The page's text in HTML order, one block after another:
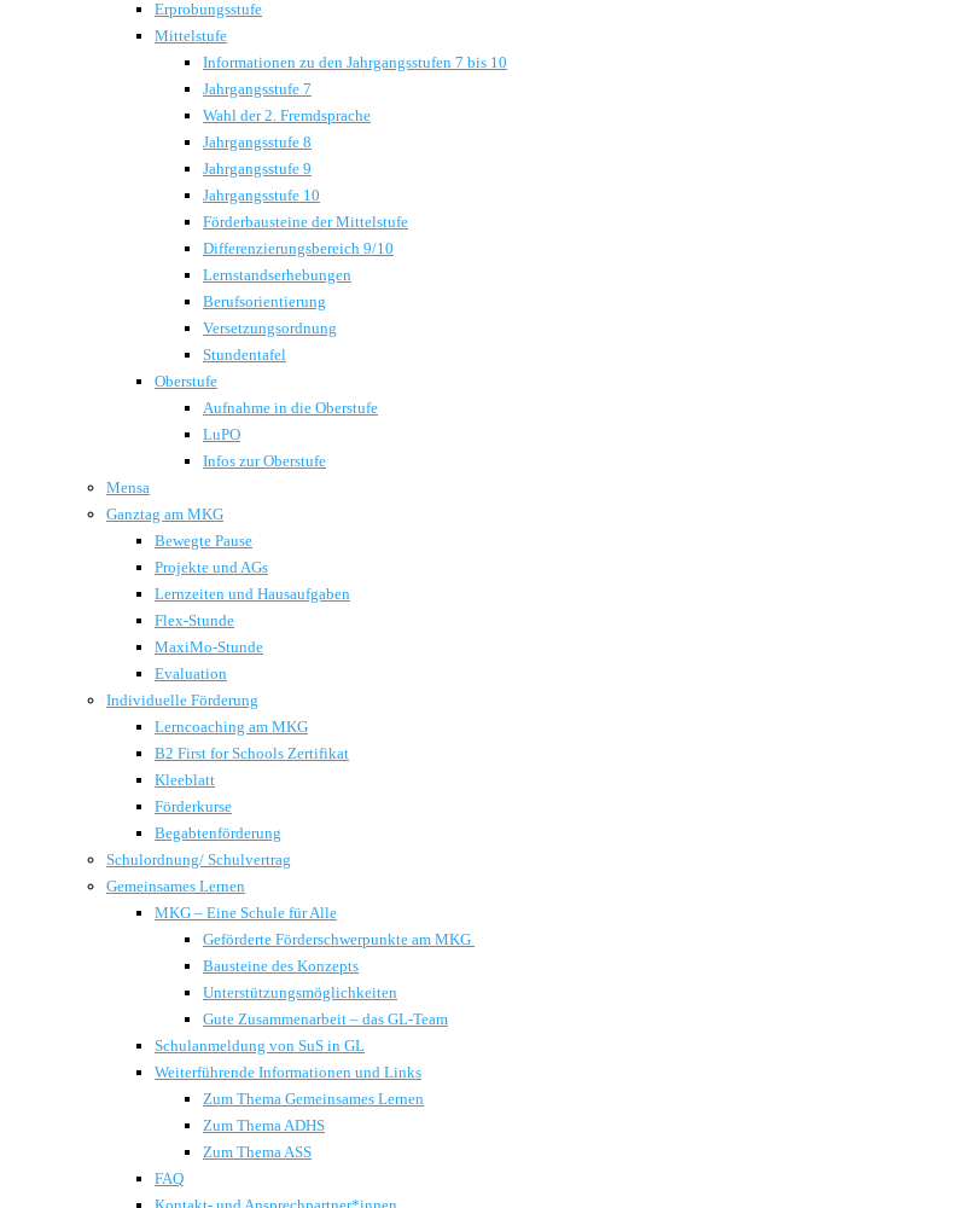
Erprobungsstufe
Mittelstufe
Informationen zu den Jahrgangsstufen 7 bis 10
Jahrgangsstufe 7
Wahl der 2. Fremdsprache
Jahrgangsstufe 8
Jahrgangsstufe 9
Jahrgangsstufe 10
Förderbausteine der Mittelstufe
Differenzierungsbereich 9/10
Lernstandserhebungen
Berufsorientierung
Versetzungsordnung
Stundentafel
Oberstufe
Aufnahme in die Oberstufe
LuPO
Infos zur Oberstufe
Mensa
Ganztag am MKG
Bewegte Pause
Projekte und AGs
Lernzeiten und Hausaufgaben
Flex-Stunde
MaxiMo-Stunde
Evaluation
Individuelle Förderung
Lerncoaching am MKG
B2 First for Schools Zertifikat
Kleeblatt
Förderkurse
Begabtenförderung
Schulordnung/ Schulvertrag
Gemeinsames Lernen
MKG – Eine Schule für Alle
Geförderte Förderschwerpunkte am MKG
Bausteine des Konzepts
Unterstützungsmöglichkeiten
Gute Zusammenarbeit – das GL-Team
Schulanmeldung von SuS in GL
Weiterführende Informationen und Links
Zum Thema Gemeinsames Lernen
Zum Thema ADHS
Zum Thema ASS
FAQ